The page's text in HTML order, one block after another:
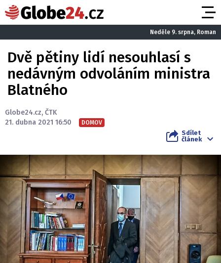
Neděle 9. srpna, Roman
Dvě pětiny lidí nesouhlasí s
nedávným odvoláním ministra
Blatného
Globe24.cz, ČTK
21. dubna 2021 16:50
DOMOV
Sdílet
článek